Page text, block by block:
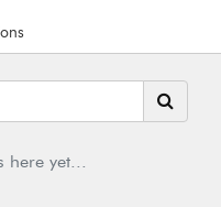
here yet...